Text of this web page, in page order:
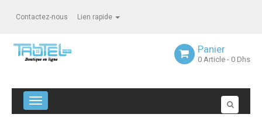
Contactez-nous Lien rapide
Panier
0 Article - 0 Dhs
Navigation bascule